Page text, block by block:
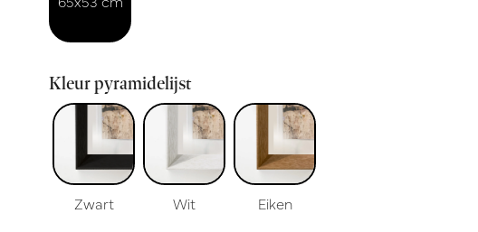
Kleur pyramidelijst
Zwart Wit Eiken